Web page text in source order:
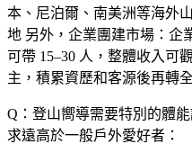
本、尼泊爾、南美洲等海外
地 另外， 企業團建市場 ：企
可帶 15–30 人，整體收入可
主，積累資歷和客源後再轉
Q：登山嚮導需要特別的體能
求遠高於一般戶外愛好者：